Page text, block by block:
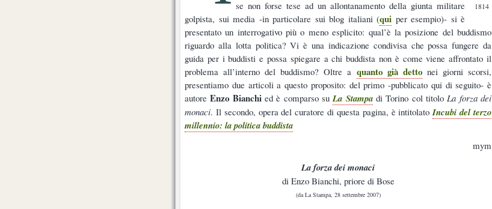
1814
se non forse tese ad un allontanamento della giunta militare
golpista, sui media -in particolare sui blog italiani (qui per esempio)- si è
presentato un interrogativo più o meno esplicito: qual’è la posizione del buddismo
riguardo alla lotta politica? Vi è una indicazione condivisa che possa fungere da
guida per i buddisti e possa spiegare a chi buddista non è come viene affrontato il
problema all’interno del buddismo? Oltre a quanto già dettonei giorni scorsi,
presentiamo due articoli a questo proposito: del primo -pubblicato qui di seguito- è
autoreEnzo Bianchied è comparso suLa Stampadi Torino col titolo La forza dei
monaci. Il secondo, opera del curatore di questa pagina, è intitolatoIncubi del terzo
millennio: la politica buddista
mym
La forza dei monaci
di Enzo Bianchi, priore di Bose
(da La Stampa, 28 settembre 2007)